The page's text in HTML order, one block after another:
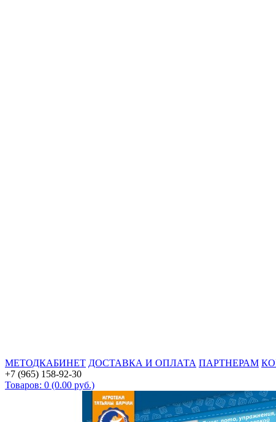
МЕТОДКАБИНЕТ ДОСТАВКА И ОПЛАТА ПАРТНЕРАМ
+7 (965) 158-92-30
Товаров: 0 (0.00 руб.)